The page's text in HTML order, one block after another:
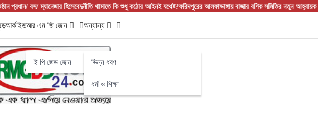
বস/ ম্যানেজার হিসেবেদুর্নীতি থামাতে কি শুধু কঠোর আইনই যথেষ্ট?ফরিদপুরের আলফাডাঙ্গায় বাজার বণিক সমিতির নতুন আহ্বায়ক কমিটি গঠন
আর্কাইভআর এম জি জোন
ই পি জেড জোন
অন্যান্য
ভিন্ন ধরণ
ধর্ম ও শিক্ষা